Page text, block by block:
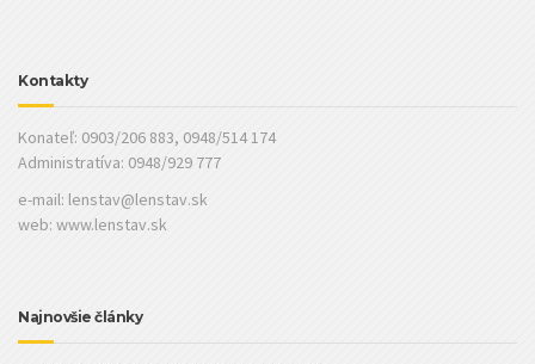
Kontakty
Konateľ: 0903/206 883, 0948/514 174
Administratíva: 0948/929 777
e-mail: lenstav@lenstav.sk
web: www.lenstav.sk
Najnovšie články